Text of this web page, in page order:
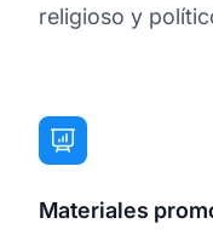
religioso y
Materiales